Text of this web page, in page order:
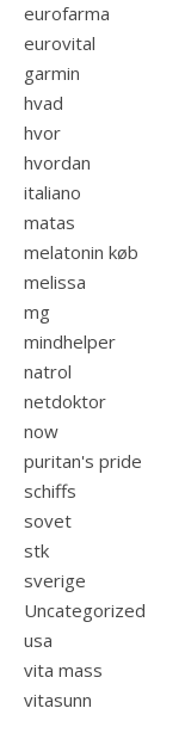
eurofarma
eurovital
garmin
hvad
hvor
hvordan
italiano
matas
melatonin køb
melissa
mg
mindhelper
natrol
netdoktor
now
puritan's pride
schiffs
sovet
stk
sverige
Uncategorized
usa
vita mass
vitasunn